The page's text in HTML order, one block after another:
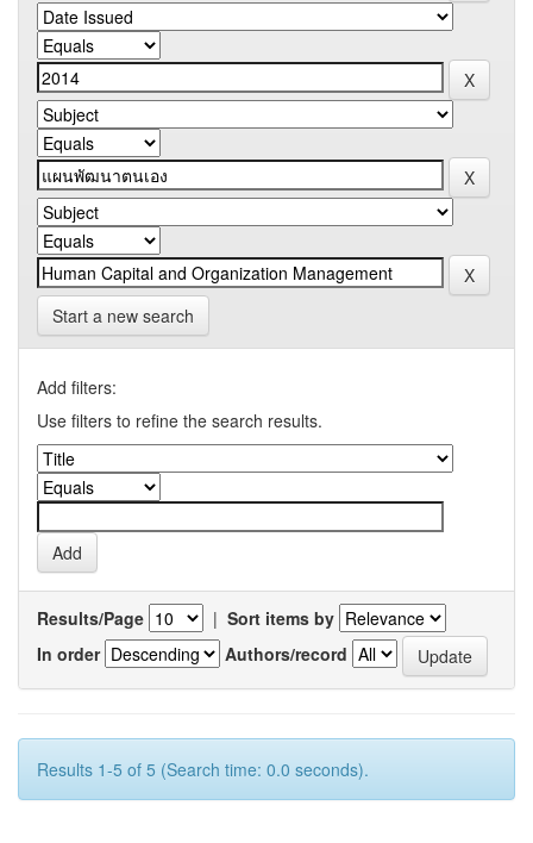
Start a new search
Add filters:
Use filters to refine the search results.
Results/Page | Sort items by
In order
Authors/record
Results 1-5 of 5 (Search time: 0.0 seconds).